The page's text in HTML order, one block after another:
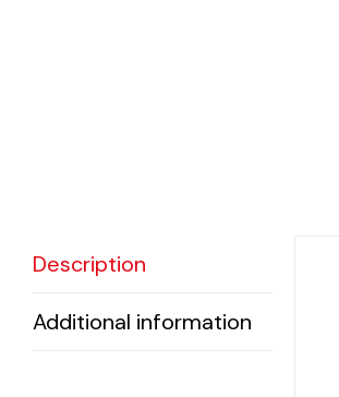
Description
Additional information